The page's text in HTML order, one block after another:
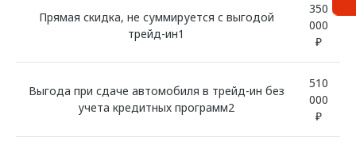
Прямая скидка, не суммируется с выгодой
трейд-ин1
350
000
₽
Выгода при сдаче автомобиля в трейд-ин без
учета кредитных программ2
510
000
₽